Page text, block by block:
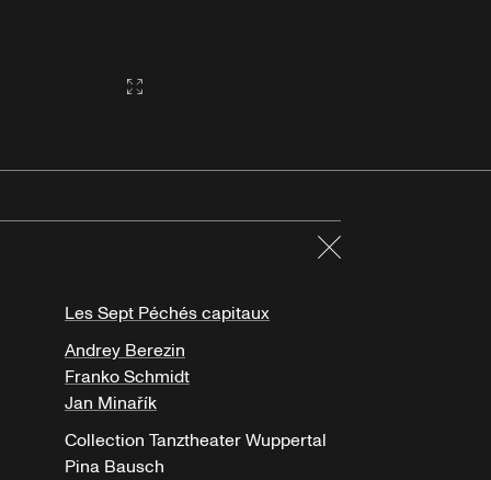
Gallery2:fullscreen
Les Sept Péchés capitaux
Andrey Berezin
Franko Schmidt
Jan Minařík
Collection Tanztheater Wuppertal
Pina Bausch